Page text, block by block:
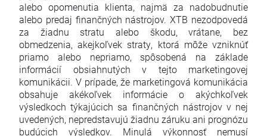
alebo opomenutia klienta, najmä za nadobudnutie
alebo predaj finančných nástrojov. XTB nezodpovedá
za žiadnu stratu alebo škodu, vrátane, bez
obmedzenia, akejkoľvek straty, ktorá môže vzniknúť
priamo alebo nepriamo, spôsobená na základe
informácií obsiahnutých v tejto marketingovej
komunikácii. V prípade, že marketingová komunikácia
obsahuje akékoľvek informácie o akýchkoľvek
výsledkoch týkajúcich sa finančných nástrojov v nej
uvedených, nepredstavujú žiadnu záruku ani prognózu
budúcich výsledkov. Minulá výkonnosť nemusí